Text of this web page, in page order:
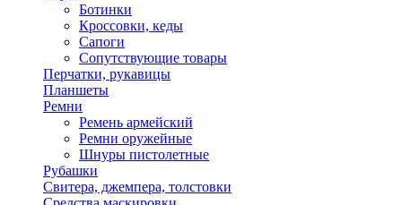
Ботинки
Кроссовки, кеды
Сапоги
Сопутствующие товары
Перчатки, рукавицы
Планшеты
Ремни
Ремень армейский
Ремни оружейные
Шнуры пистолетные
Рубашки
Свитера, джемпера, толстовки